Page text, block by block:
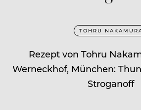
TOHRU
Rezept von Tohru
Werneckhof, München:
Stroganoff